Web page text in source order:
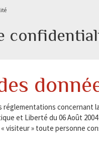
concernant
et Liberté du 06 Août
visiteur » toute personne